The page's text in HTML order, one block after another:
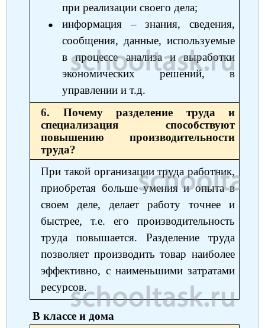
при реализации своего дела;
информация ‒ знания, сведения,
сообщения, данные, используемые
в процессе анализа и выработки
экономических решений, в
управлении и т.д.
6. Почему разделение труда и
специализация способствуют
повышению производительности
труда?
При такой организации труда работник,
приобретая больше умения и опыта в
своем деле, делает работу точнее и
быстрее, т.е. его производительность
труда повышается. Разделение труда
позволяет производить товар наиболее
эффективно, с наименьшими затратами
ресурсов.
В классе и дома